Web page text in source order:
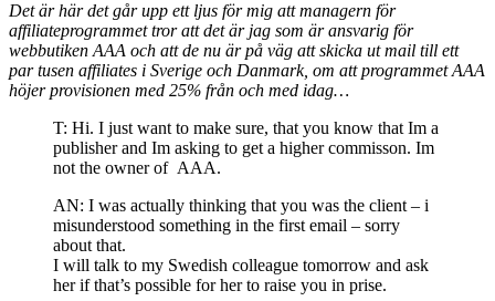
Det är här det går upp ett ljus för mig att managern för
affiliateprogrammet tror att det är jag som är ansvarig för
webbutiken AAA och att de nu är på väg att skicka ut mail till ett
par tusen affiliates i Sverige och Danmark, om att programmet AAA
höjer provisionen med 25% från och med idag…
T: Hi. I just want to make sure, that you know that Im a
publisher and Im asking to get a higher commisson. Im
not the owner of AAA.
AN: I was actually thinking that you was the client – i
misunderstood something in the first email – sorry
about that.
I will talk to my Swedish colleague tomorrow and ask
her if that’s possible for her to raise you in prise.